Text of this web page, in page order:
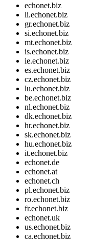
echonet.biz
li.echonet.biz
gr.echonet.biz
si.echonet.biz
mt.echonet.biz
is.echonet.biz
ie.echonet.biz
es.echonet.biz
cz.echonet.biz
lu.echonet.biz
be.echonet.biz
nl.echonet.biz
dk.echonet.biz
hr.echonet.biz
sk.echonet.biz
hu.echonet.biz
it.echonet.biz
echonet.de
echonet.at
echonet.ch
pl.echonet.biz
ro.echonet.biz
fr.echonet.biz
echonet.uk
us.echonet.biz
ca.echonet.biz